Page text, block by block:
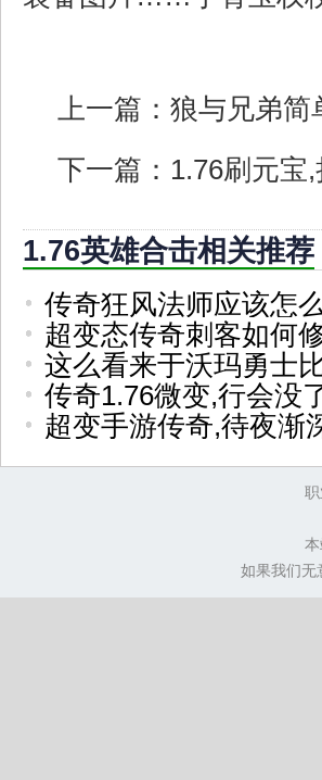
上一篇： 狼与兄弟简
下一篇： 1.76刷元宝
1.76英雄合击相关推荐
传奇狂风法师应该怎
超变态传奇刺客如何
这么看来于沃玛勇士
传奇1.76微变,行会没
超变手游传奇,待夜渐
职
如果我们无